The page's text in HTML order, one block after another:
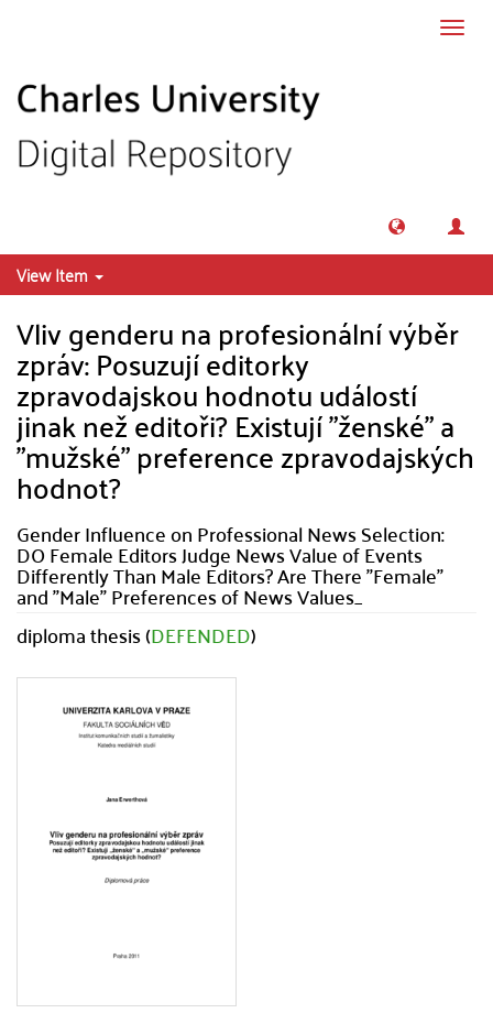
View Item
Vliv genderu na profesionální výběr
zpráv: Posuzují editorky
zpravodajskou hodnotu událostí
jinak než editoři? Existují "ženské" a
"mužské" preference zpravodajských
hodnot?
Gender Influence on Professional News Selection:
DO Female Editors Judge News Value of Events
Differently Than Male Editors? Are There "Female"
and "Male" Preferences of News Values_
diploma thesis (DEFENDED)